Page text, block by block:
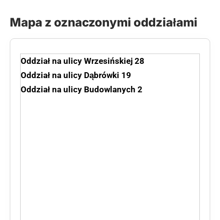
Mapa z oznaczonymi oddziałami
Oddział na ulicy Wrzesińskiej 28
Oddział na ulicy Dąbrówki 19
Oddział na ulicy Budowlanych 2